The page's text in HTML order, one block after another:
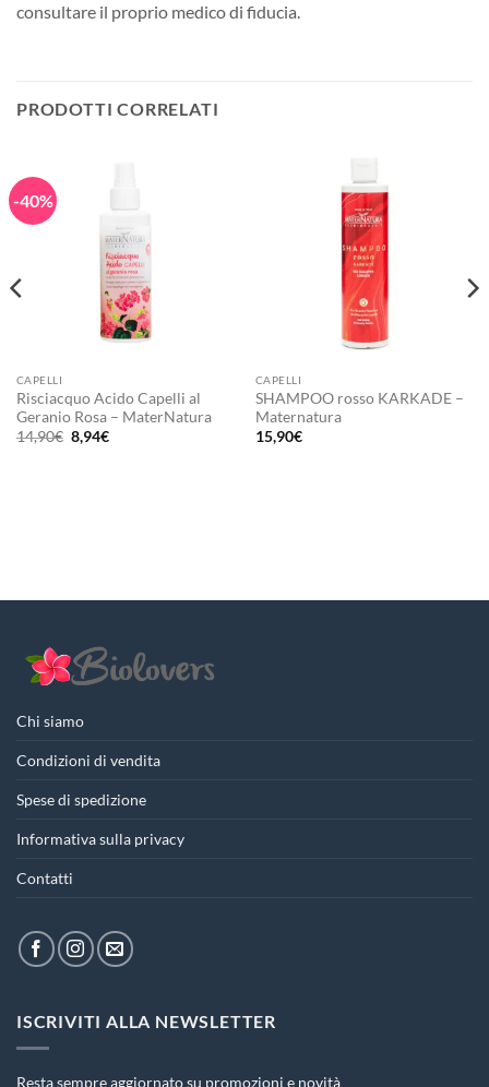
consultare il proprio medico di fiducia.
PRODOTTI CORRELATI
-40%
CAPELLI
Risciacquo Acido Capelli al
Geranio Rosa – MaterNatura
14,90€ Il
prezzo
8,94€Il
CAPELLI
SHAMPOO rosso KARKADE –
Maternatura
15,90€
Chi siamo
Condizioni di vendita
Spese di spedizione
Informativa sulla privacy
Contatti
ISCRIVITI ALLA NEWSLETTER
Resta sempre aggiornato su promozioni e novità